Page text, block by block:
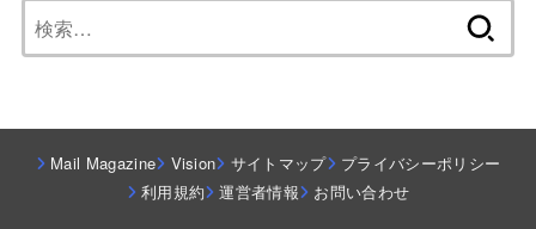
索:
Mail Magazine Vision サイトマップ
プライバシーポリシー
利用規約
運営者情報
お問い合わせ